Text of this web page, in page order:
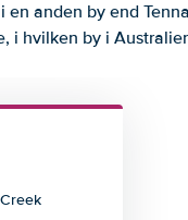
anden by end
i hvilken by i